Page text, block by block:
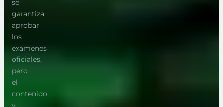
se
garantiza
aprobar
los
exámenes
oficiales,
pero
el
contenido
y